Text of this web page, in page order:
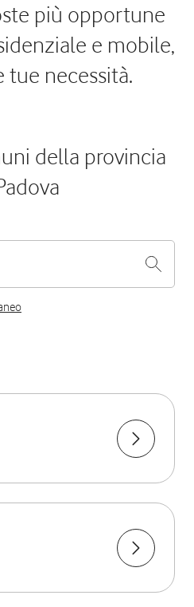
più opportune
e mobile,
tue necessità.
della provincia